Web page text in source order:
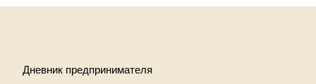
Дневник предпринимателя